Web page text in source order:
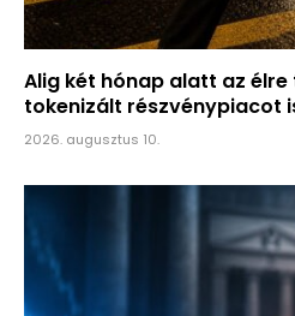
Alig két hónap alatt az élre
tokenizált részvénypiacot
2026. augusztus 10.